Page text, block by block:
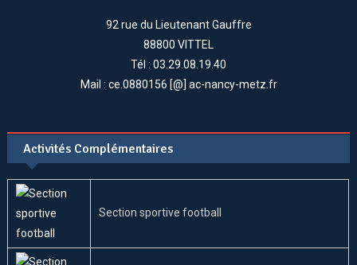
92 rue du Lieutenant Gauffre
88800 VITTEL
Tél : 03.29.08.19.40
Mail : ce.0880156 [@] ac-nancy-metz.fr
Activités Complémentaires
Section sportive football